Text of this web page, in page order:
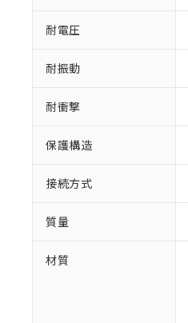
耐電圧
耐振動
耐衝撃
保護構造
接続方式
質量
材質